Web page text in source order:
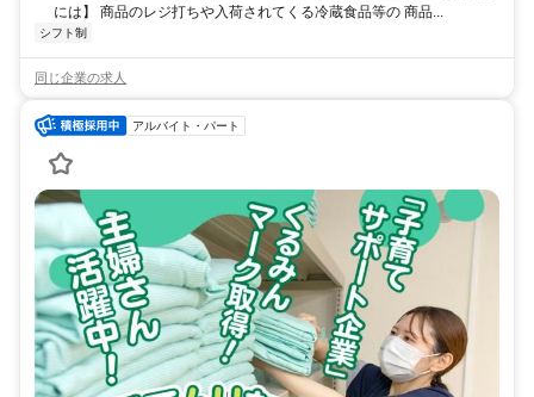
には】 商品のレジ打ちや入荷されてくる冷蔵食品等の 商品...
シフト制
同じ企業の求人
アルバイト・パート